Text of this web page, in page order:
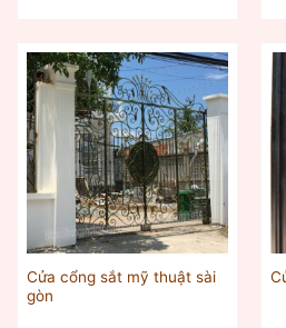
Cửa cổng sắt mỹ thuật sài
gòn